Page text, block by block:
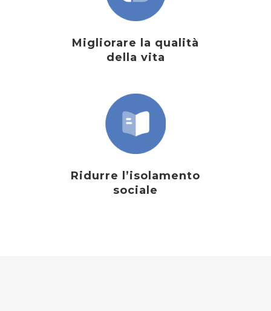
Migliorare la qualità
della vita
Ridurre l’isolamento
sociale